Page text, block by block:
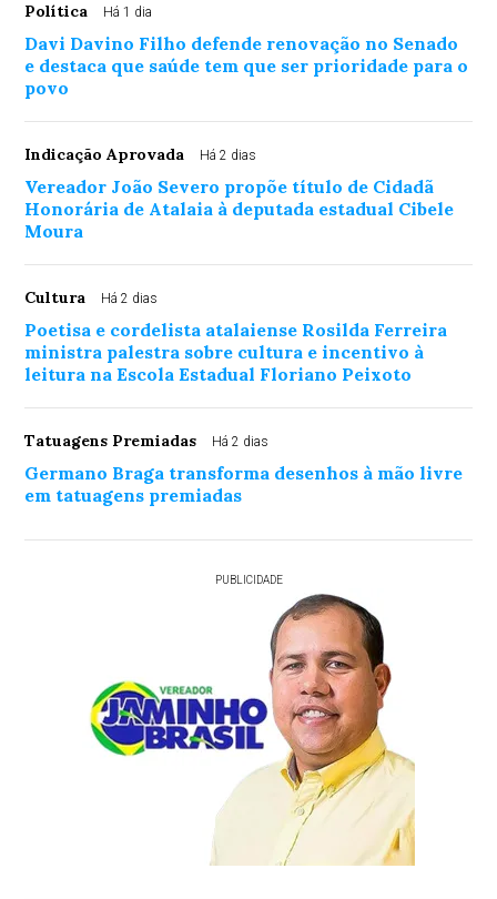
Política Há 1 dia
Davi Davino Filho defende renovação no Senado
e destaca que saúde tem que ser prioridade para o
povo
Indicação Aprovada Há 2 dias
Vereador João Severo propõe título de Cidadã
Honorária de Atalaia à deputada estadual Cibele
Moura
Cultura Há 2 dias
Poetisa e cordelista atalaiense Rosilda Ferreira
ministra palestra sobre cultura e incentivo à
leitura na Escola Estadual Floriano Peixoto
Tatuagens Premiadas Há 2 dias
Germano Braga transforma desenhos à mão livre
em tatuagens premiadas
PUBLICIDADE